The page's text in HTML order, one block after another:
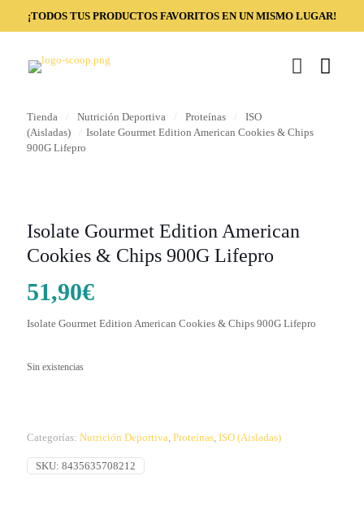
¡TODOS TUS PRODUCTOS FAVORITOS EN UN MISMO LUGAR!
Tienda Nutrición Deportiva Proteínas
ISO
(Aisladas)
Isolate Gourmet Edition American Cookies & Chips
900G Lifepro
Isolate Gourmet Edition American
Cookies & Chips 900G Lifepro
51,90€
Isolate Gourmet Edition American Cookies & Chips 900G Lifepro
Sin existencias
Categorías: Nutrición Deportiva, Proteínas, ISO (Aisladas)
SKU: 8435635708212